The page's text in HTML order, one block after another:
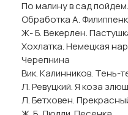
По малину в сад
Обработка А.
Ж- Б. Векерлен.
Хохлатка. Немецкая
Черепнина
Вик. Калинников. Тень-
Л. Ревуцкий. Я коза
Л. Бетховен.